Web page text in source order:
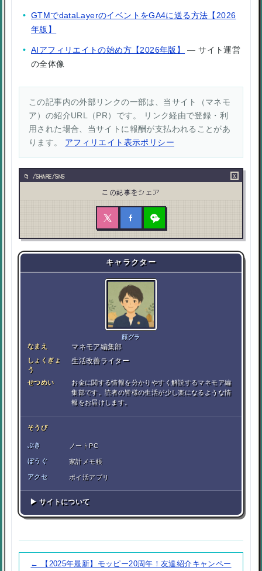
GTMでdataLayerのイベントをGA4に送る方法【2026
年版】
AIアフィリエイトの始め方【2026年版】
— サイト運営
の全体像
この記事内の外部リンクの一部は、当サイト（マネモ
ア）の紹介URL（PR）です。 リンク経由で登録・利
用された場合、当サイトに報酬が支払われることがあ
ります。 アフィリエイト表示ポリシー
/SHARE/SNS ×
この記事をシェア
キャラクター
顔グラ
なまえ マネモア編集部
しょくぎょ
う
生活改善ライター
せつめい
お金に関する情報を分かりやすく解説するマネモア編
集部です。読者の皆様の生活が少し楽になるような情
報をお届けします。
そうび
ぶき ノートPC
ぼうぐ 家計メモ帳
アクセ ポイ活アプリ
▶ サイトについて
← 【2025年最新】モッピー20周年！友達紹介キャンペー